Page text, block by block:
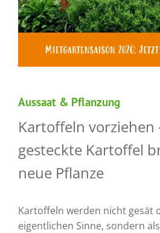
Aussaat & Pflanzung
Kartoffeln vorziehen
gesteckte Kartoffel
neue Pflanze
Kartoffeln werden nicht gesät
eigentlichen Sinne, sondern